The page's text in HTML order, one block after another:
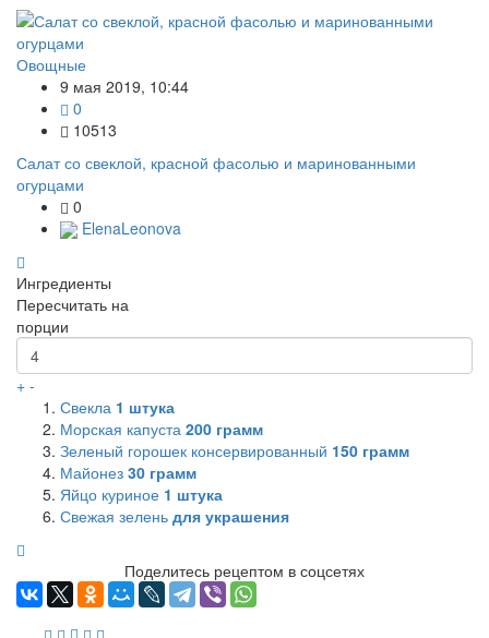
Овощные
9 мая 2019, 10:44
0
10513
Салат со свеклой, красной фасолью и маринованными
огурцами
0
ElenaLeonova
Ингредиенты
Пересчитать на
порции
+ -
Свекла 1 штука
Морская капуста 200 грамм
Зеленый горошек консервированный 150 грамм
Майонез 30 грамм
Яйцо куриное 1 штука
Свежая зелень для украшения
Поделитесь рецептом в соцсетях